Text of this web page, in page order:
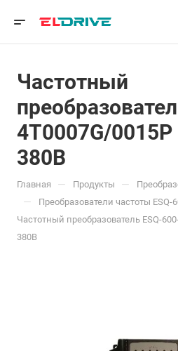
Частотный
4T0007G/
380В
Главная — Продукты —
— Преобразователи частоты ESQ-
Частотный преобразователь ESQ-
380В